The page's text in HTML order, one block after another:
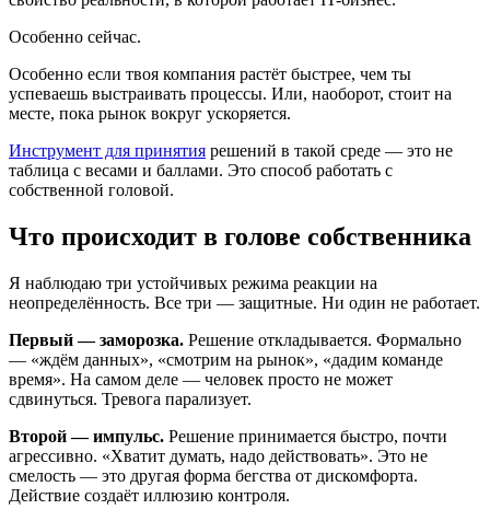
Особенно сейчас.
Особенно если твоя компания растёт быстрее, чем ты
успеваешь выстраивать процессы. Или, наоборот, стоит на
месте, пока рынок вокруг ускоряется.
Инструмент для принятия решений в такой среде — это не
таблица с весами и баллами. Это способ работать с
собственной головой.
Что происходит в голове собственника
Я наблюдаю три устойчивых режима реакции на
неопределённость. Все три — защитные. Ни один не работает.
Первый — заморозка. Решение откладывается. Формально
— «ждём данных», «смотрим на рынок», «дадим команде
время». На самом деле — человек просто не может
сдвинуться. Тревога парализует.
Второй — импульс. Решение принимается быстро, почти
агрессивно. «Хватит думать, надо действовать». Это не
смелость — это другая форма бегства от дискомфорта.
Действие создаёт иллюзию контроля.